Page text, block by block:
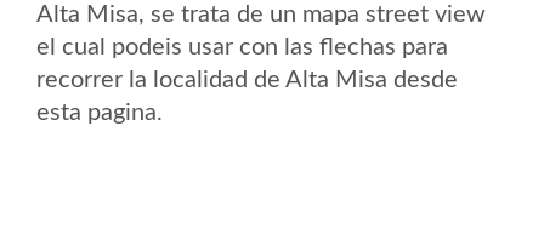
Alta Misa, se trata de un mapa street view
el cual podeis usar con las flechas para
recorrer la localidad de Alta Misa desde
esta pagina.